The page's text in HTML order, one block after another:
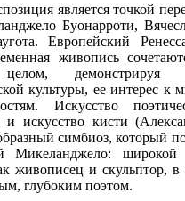
является точкой
Буонарроти,
Европейский
живопись
целом, демонстрируя
культуры, ее интерес к
Искусство
искусство кисти
симбиоз, который
Микеланджело:
живописец и скульптор, в
глубоким поэтом.